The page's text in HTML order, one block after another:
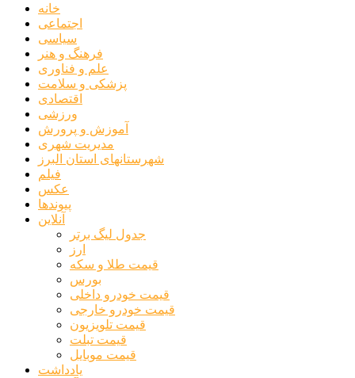
خانه
اجتماعی
سیاسی
فرهنگ و هنر
علم و فناوری
پزشکی و سلامت
اقتصادی
ورزشی
آموزش و پرورش
مدیریت شهری
شهرستانهای استان البرز
فیلم
عکس
پیوندها
آنلاین
جدول لیگ برتر
ارز
قیمت طلا و سکه
بورس
قیمت خودرو داخلی
قیمت خودرو خارجی
قیمت تلویزیون
قیمت تبلت
قیمت موبایل
یادداشت